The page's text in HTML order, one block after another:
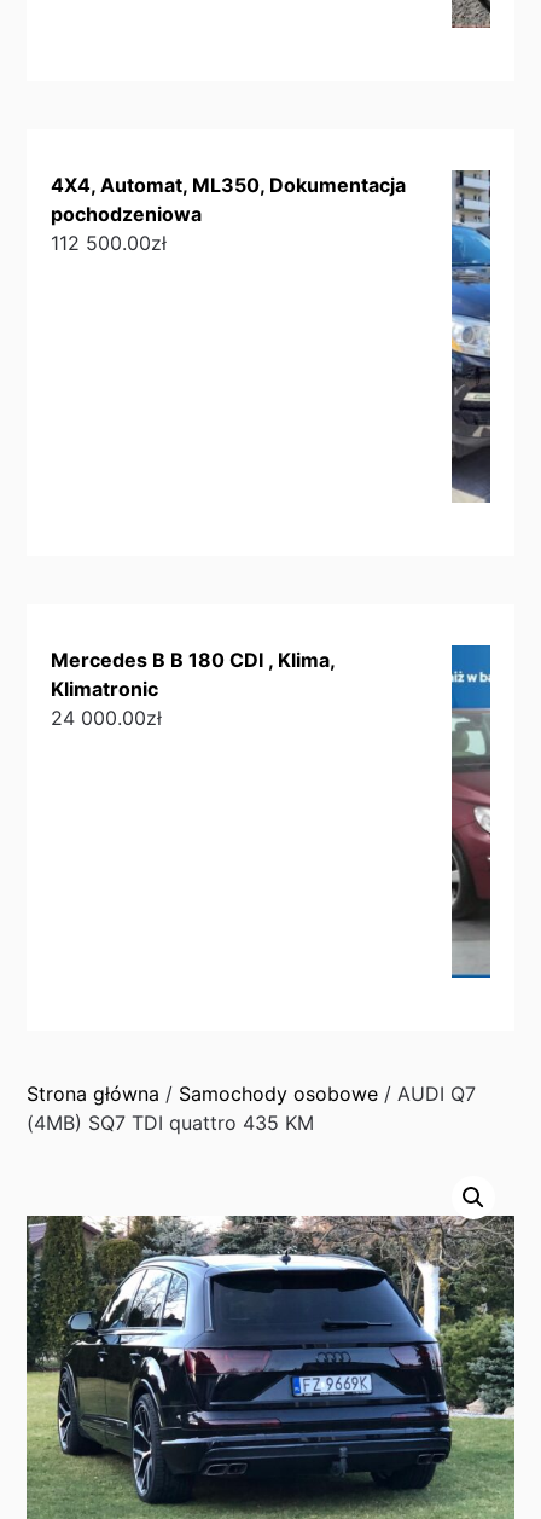
4X4, Automat, ML350, Dokumentacja
pochodzeniowa
112 500.00zł
Mercedes B B 180 CDI , Klima,
Klimatronic
24 000.00zł
Strona główna / Samochody osobowe / AUDI Q7
(4MB) SQ7 TDI quattro 435 KM